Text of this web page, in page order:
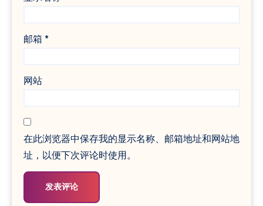
邮箱 *
网站
在此浏览器中保存我的显示名称、邮箱地址和网站地
址，以便下次评论时使用。